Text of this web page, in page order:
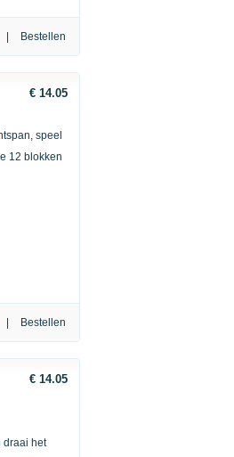
€ 14.05
speel
12 blokken
€ 14.05
draai het